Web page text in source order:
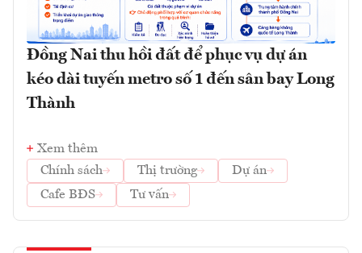
Đồng Nai thu hồi đất để phục vụ dự án
kéo dài tuyến metro số 1 đến sân bay Long
Thành
Xem thêm
Chính sách
Thị trường
Dự án
Cafe BĐS
Tư vấn